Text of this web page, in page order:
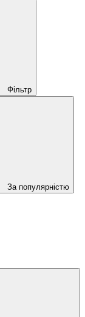
Фільтр
За популярністю